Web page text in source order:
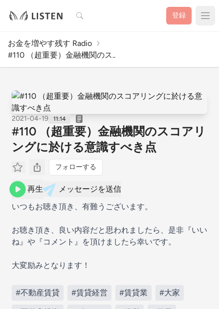
検索 登録
お金を増やす残す Radio
#110 （超重要）金融機関のス..
2021-04-19 11:14
#110 （超重要）金融機関のスコアリ
ングに於ける意識すべき点
フォローする
再生
メッセージを送信
いつもお聴き頂き、有難うございます。
お聴き頂き、良い内容だと思われましたら、是非『いい
ね』や『コメント』を頂けましたら幸いです。
大変励みとなります！
#不動産賃貸 #賃貸経営 #賃貸業 #大家